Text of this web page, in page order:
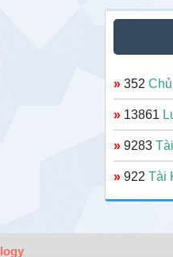
» 352
» 13861
» 9283
» 922 Tài